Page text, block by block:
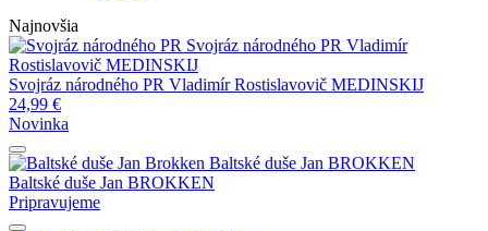
Najnovšia
Svojráz národného PR Vladimír
Rostislavovič MEDINSKIJ
Svojráz národného PR Vladimír Rostislavovič MEDINSKIJ
24,99 €
Novinka
Baltské duše Jan BROKKEN
Baltské duše Jan BROKKEN
Pripravujeme